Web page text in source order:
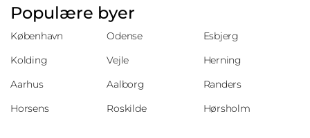
Populære byer
København Odense
Esbjerg
Kolding
Vejle
Herning
Aarhus
Aalborg
Randers
Horsens
Roskilde Hørsholm